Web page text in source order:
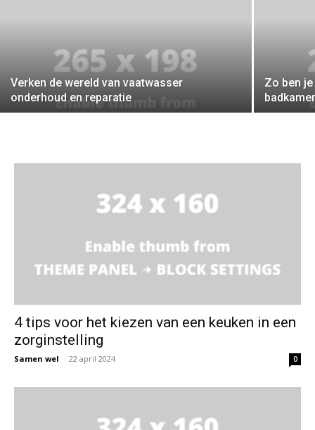
Verken de wereld van vaatwasser
onderhoud en reparatie
Zo ben
4 tips voor het kiezen van een keuken in een
zorginstelling
Samen wel - 22 april 2024 0